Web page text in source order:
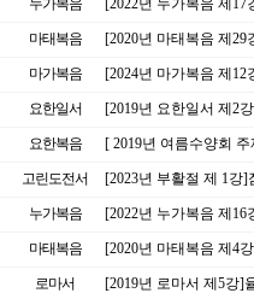
누가복음 [2022년 누가복음 제
마태복음 [2020년 마태복음 제
마가복음 [2024년 마가복음 제
요한일서 [2019년 요한일서 제2
요한복음 [ 2019년 여름수양회
고린도전서 [2023년 부활절 제 1강
누가복음 [2022년 누가복음 제
마태복음 [2020년 마태복음 제4
로마서 [2019년 로마서 제5강]